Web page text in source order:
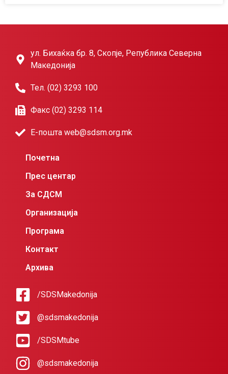
ул. Бихаќка бр. 8, Скопје, Република Северна
Македонија
Тел. (02) 3293 100
Факс (02) 3293 114
Е-пошта web@sdsm.org.mk
Почетна
Прес центар
За СДСМ
Организација
Програма
Контакт
Архива
/SDSMakedonija
@sdsmakedonija
/SDSMtube
@sdsmakedonija